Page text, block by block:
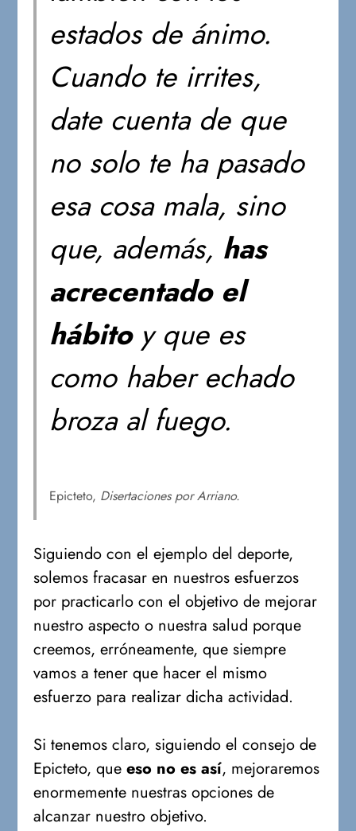
estados de ánimo.
Cuando te irrites,
date cuenta de que
no solo te ha pasado
esa cosa mala, sino
que, además, has
acrecentado el
hábitoy que es
como haber echado
broza al fuego.
Epicteto, Disertaciones por Arriano.
Siguiendo con el ejemplo del deporte,
solemos fracasar en nuestros esfuerzos
por practicarlo con el objetivo de mejorar
nuestro aspecto o nuestra salud porque
creemos, erróneamente, que siempre
vamos a tener que hacer el mismo
esfuerzo para realizar dicha actividad.
Si tenemos claro, siguiendo el consejo de
Epicteto, queeso no es así, mejoraremos
enormemente nuestras opciones de
alcanzar nuestro objetivo.